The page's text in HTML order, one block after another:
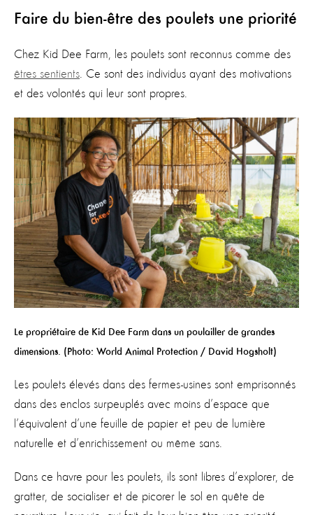
Faire du bien-être des poulets une priorité
Chez Kid Dee Farm, les poulets sont reconnus comme des
êtres sentients. Ce sont des individus ayant des motivations
et des volontés qui leur sont propres.
Le propriétaire de Kid Dee Farm dans un poulailler de grandes
dimensions. (Photo: World Animal Protection / David Hogsholt)
Les poulets élevés dans des fermes-usines sont emprisonnés
dans des enclos surpeuplés avec moins d’espace que
l’équivalent d’une feuille de papier et peu de lumière
naturelle et d’enrichissement ou même sans.
Dans ce havre pour les poulets, ils sont libres d’explorer, de
gratter, de socialiser et de picorer le sol en quête de